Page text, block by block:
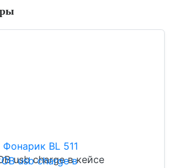
usb charge в кейсе